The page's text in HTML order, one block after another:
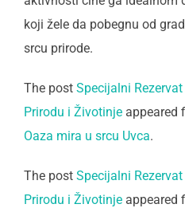
koji žele da pobegnu od
srcu prirode.
The post Specijalni
Prirodu i Životinje appeared
Oaza mira u srcu Uvca.
The post Specijalni
Prirodu i Životinje appeared